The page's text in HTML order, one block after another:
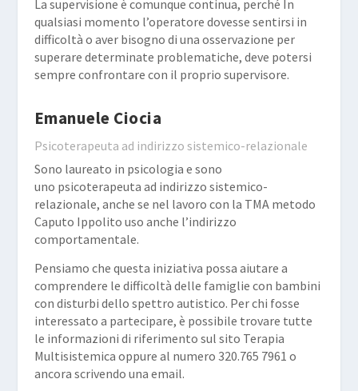
La supervisione è comunque continua, perché In
qualsiasi momento l’operatore dovesse sentirsi in
difficoltà o aver bisogno di una osservazione per
superare determinate problematiche, deve potersi
sempre confrontare con il proprio supervisore.
Emanuele Ciocia
Psicoterapeuta ad indirizzo sistemico-relazionale
Sono laureato in psicologia e sono
uno psicoterapeuta ad indirizzo sistemico-
relazionale, anche se nel lavoro con la TMA metodo
Caputo Ippolito uso anche l’indirizzo
comportamentale.
Pensiamo che questa iniziativa possa aiutare a
comprendere le difficoltà delle famiglie con bambini
con disturbi dello spettro autistico. Per chi fosse
interessato a partecipare, è possibile trovare tutte
le informazioni di riferimento sul sito Terapia
Multisistemica oppure al numero 320.765 7961 o
ancora scrivendo una email.